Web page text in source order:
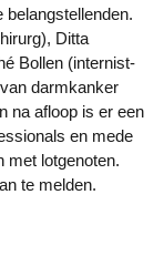
belangstellenden.
Ditta
Bollen (internist-
darmkanker
na afloop is er een
en mede
met lotgenoten.
te melden.